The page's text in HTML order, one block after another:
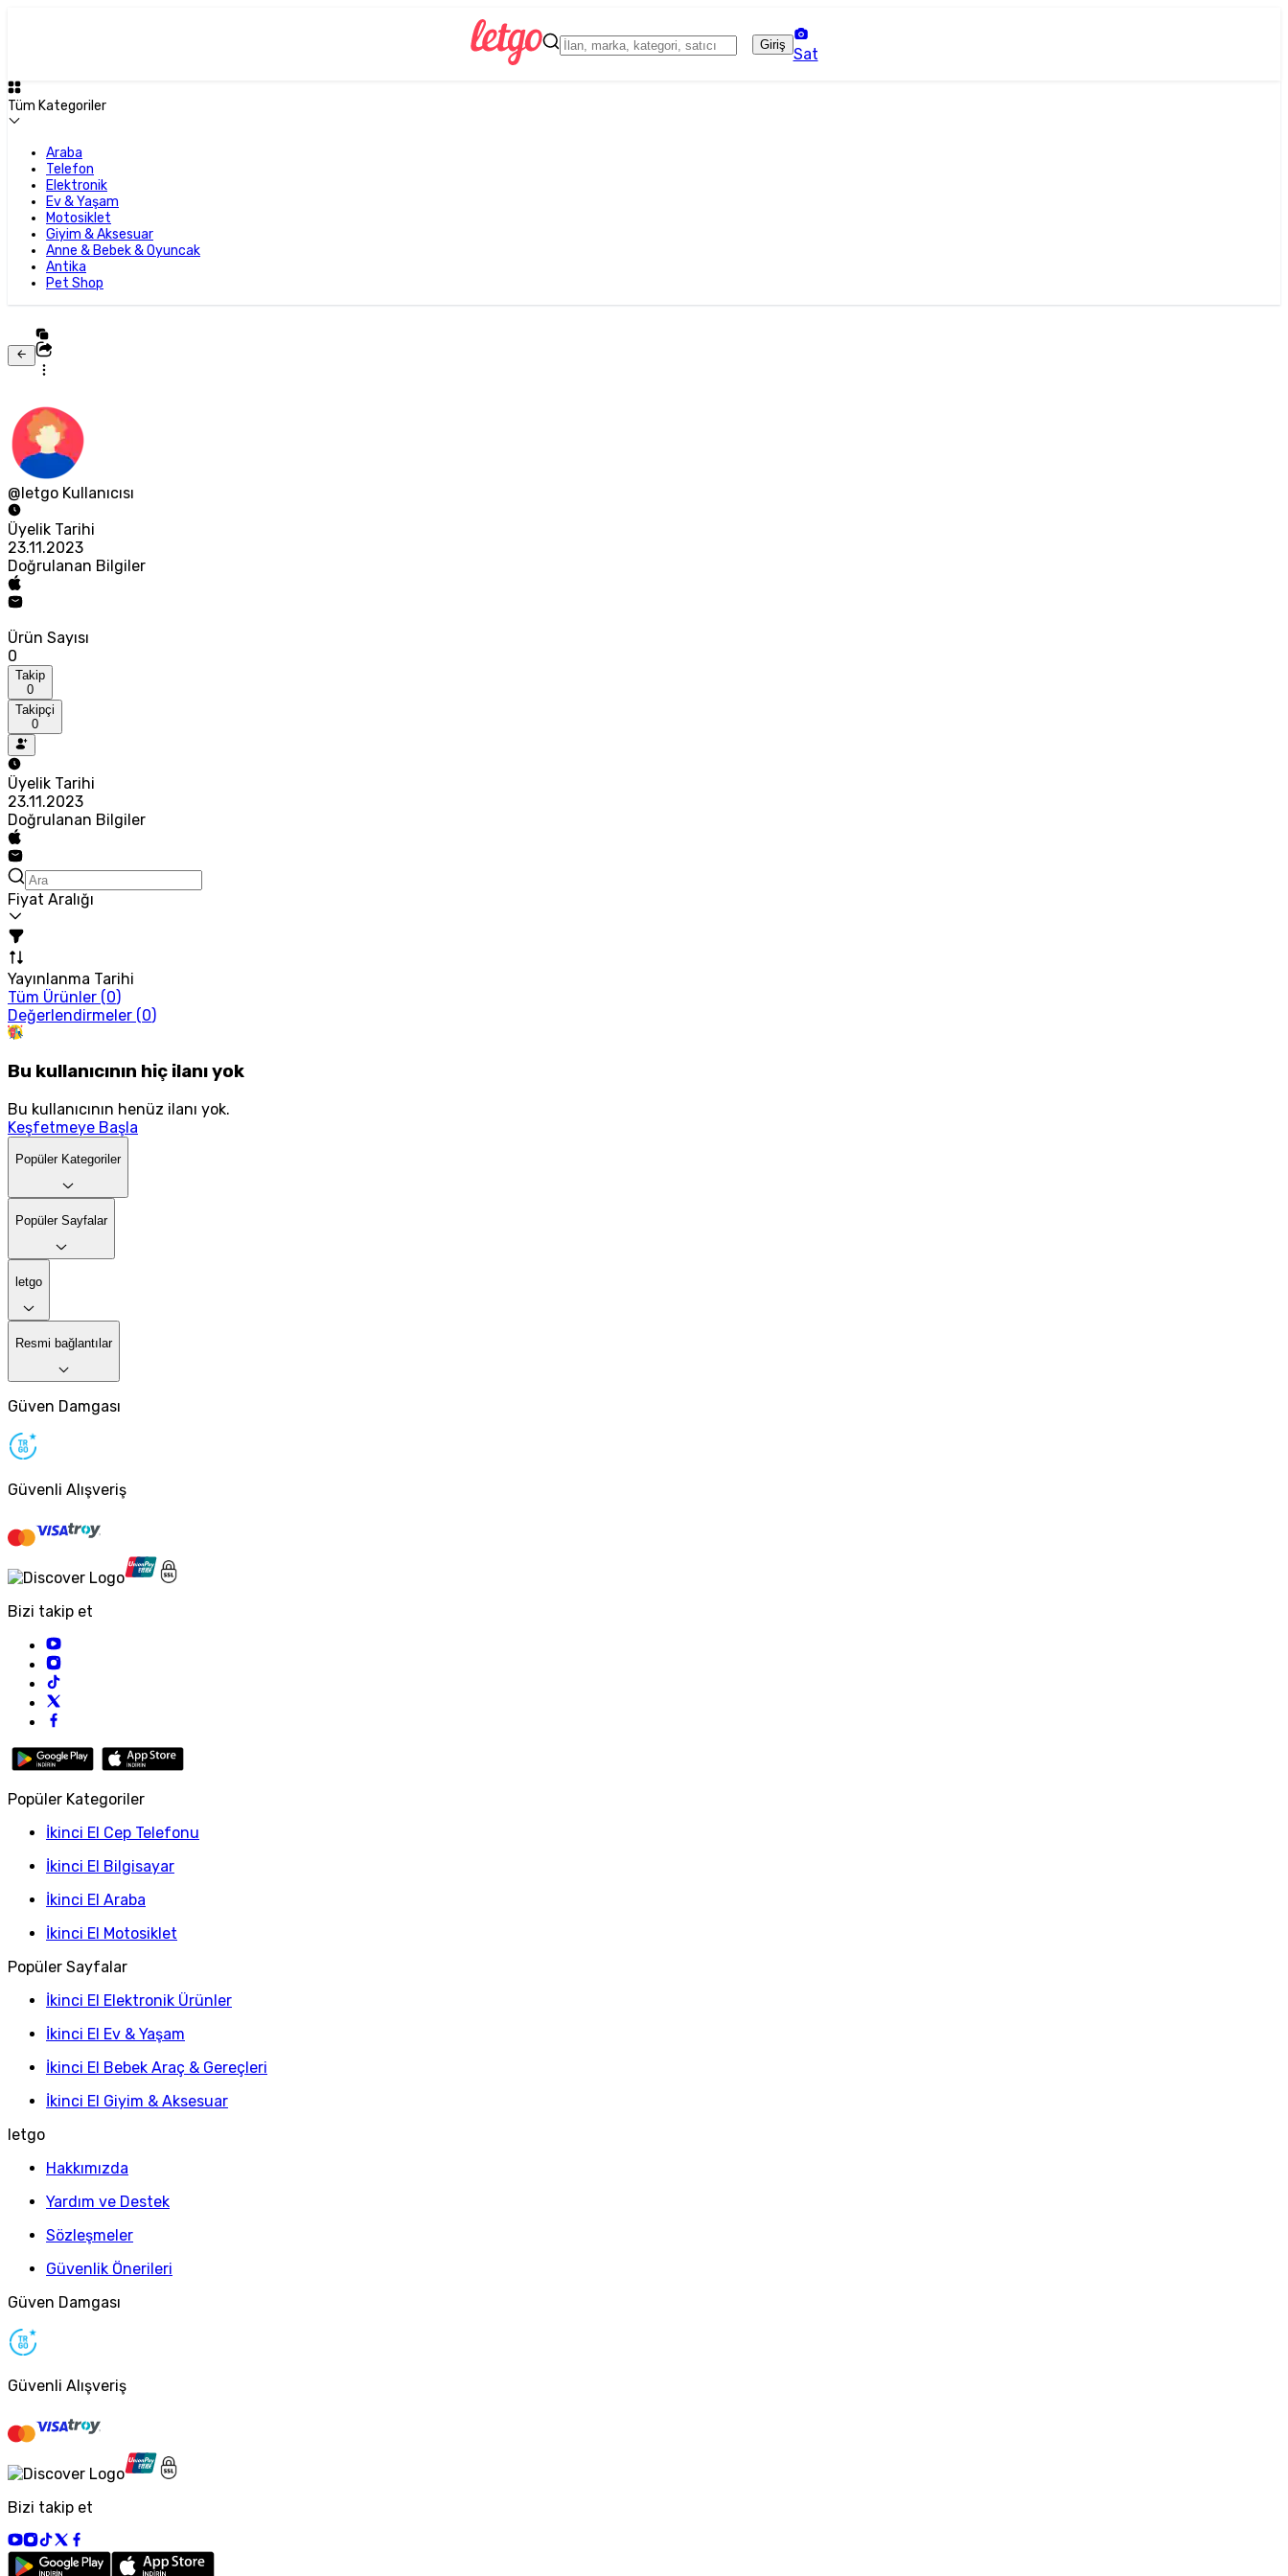
Giriş
Sat
Tüm Kategoriler
Araba
Telefon
Elektronik
Ev & Yaşam
Motosiklet
Giyim & Aksesuar
Anne & Bebek & Oyuncak
Antika
Pet Shop
@letgo Kullanıcısı
Üyelik Tarihi
23.11.2023
Doğrulanan Bilgiler
Ürün Sayısı
0
Takip
0
Takipçi
0
Üyelik Tarihi
23.11.2023
Doğrulanan Bilgiler
Fiyat Aralığı
Yayınlanma Tarihi
Tüm Ürünler (0)
Değerlendirmeler (0)
Bu kullanıcının hiç ilanı yok
Bu kullanıcının henüz ilanı yok.
Keşfetmeye Başla
Popüler Kategoriler
Popüler Sayfalar
letgo
Resmi bağlantılar
Güven Damgası
Güvenli Alışveriş
Bizi takip et
Popüler Kategoriler
İkinci El Cep Telefonu
İkinci El Bilgisayar
İkinci El Araba
İkinci El Motosiklet
Popüler Sayfalar
İkinci El Elektronik Ürünler
İkinci El Ev & Yaşam
İkinci El Bebek Araç & Gereçleri
İkinci El Giyim & Aksesuar
letgo
Hakkımızda
Yardım ve Destek
Sözleşmeler
Güvenlik Önerileri
Güven Damgası
Güvenli Alışveriş
Bizi takip et